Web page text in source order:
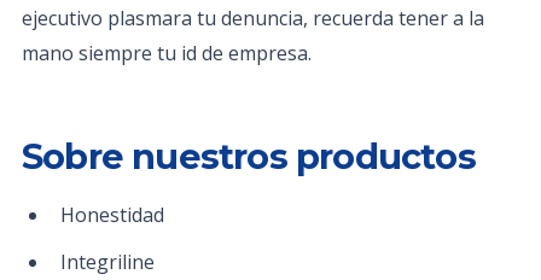
ejecutivo plasmara tu denuncia, recuerda tener a la
mano siempre tu id de empresa.
Sobre nuestros productos
Honestidad
Integriline